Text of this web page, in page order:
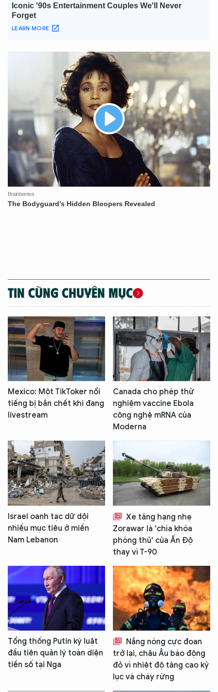
TIN CÙNG CHUYÊN MỤC
Mexico: Một TikToker nổi
tiếng bị bắn chết khi đang
livestream
Canada cho phép thử
nghiệm vaccine Ebola
công nghệ mRNA của
Moderna
Israel oanh tạc dữ dội
nhiều mục tiêu ở miền
Nam Lebanon
Xe tăng hạng nhẹ
Zorawar là 'chìa khóa
phòng thủ' của Ấn Độ
thay vì T-90
Tổng thống Putin ký luật
đầu tiên quản lý toàn diện
tiền số tại Nga
Nắng nóng cực đoan
trở lại, châu Âu báo động
đỏ vì nhiệt độ tăng cao kỷ
lục và cháy rừng
XIN CHÀO,
Hãy hỏi tôi bất kỳ điều gì bạn cần biết về
An Ninh Thủ Đô nhé. Tôi sẵn sàng hỗ trợ!